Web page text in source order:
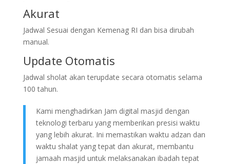
Akurat
Jadwal Sesuai dengan Kemenag RI dan bisa dirubah
manual.
Update Otomatis
Jadwal sholat akan terupdate secara otomatis selama
100 tahun.
Kami menghadirkan Jam digital masjid dengan
teknologi terbaru yang memberikan presisi waktu
yang lebih akurat. Ini memastikan waktu adzan dan
waktu shalat yang tepat dan akurat, membantu
jamaah masjid untuk melaksanakan ibadah tepat